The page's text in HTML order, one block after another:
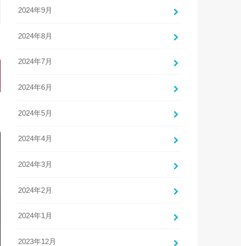
2024年9月
2024年8月
2024年7月
2024年6月
2024年5月
2024年4月
2024年3月
2024年2月
2024年1月
2023年12月